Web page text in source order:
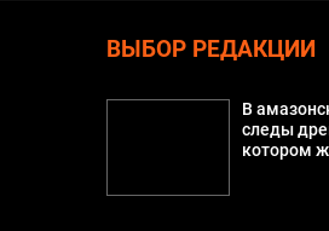
ВЫБОР РЕДАКЦИИ
В
следы
котором